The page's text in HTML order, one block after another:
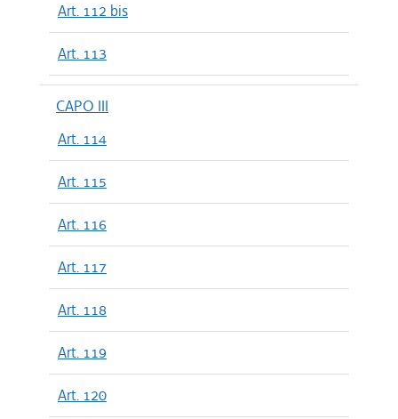
Art. 112 bis
Art. 113
CAPO III
Art. 114
Art. 115
Art. 116
Art. 117
Art. 118
Art. 119
Art. 120